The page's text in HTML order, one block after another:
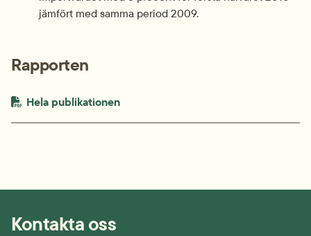
jämfört med samma period 2009.
Rapporten
PDF-fil.
Hela publikationenpdf, 173.4 kB.
Kontakta oss